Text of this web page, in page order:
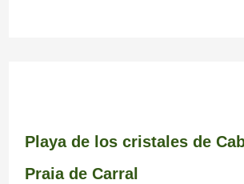
Playa de los cristales de
Praia de Carral